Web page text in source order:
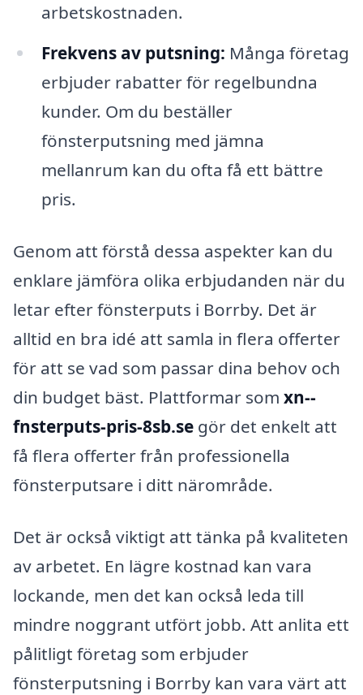
arbetskostnaden.
Frekvens av putsning: Många företag
erbjuder rabatter för regelbundna
kunder. Om du beställer
fönsterputsning med jämna
mellanrum kan du ofta få ett bättre
pris.
Genom att förstå dessa aspekter kan du
enklare jämföra olika erbjudanden när du
letar efter fönsterputs i Borrby. Det är
alltid en bra idé att samla in flera offerter
för att se vad som passar dina behov och
din budget bäst. Plattformar som xn--
fnsterputs-pris-8sb.se gör det enkelt att
få flera offerter från professionella
fönsterputsare i ditt närområde.
Det är också viktigt att tänka på kvaliteten
av arbetet. En lägre kostnad kan vara
lockande, men det kan också leda till
mindre noggrant utfört jobb. Att anlita ett
pålitligt företag som erbjuder
fönsterputsning i Borrby kan vara värt att